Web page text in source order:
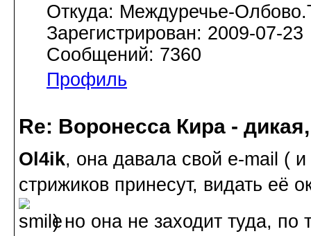
Откуда: Междуречье-
Зарегистрирован: 2009-07-23
Сообщений: 7360
Профиль
Re: Воронесса Кира -
Ol4ik, она давала свой e-mail (
стрижиков принесут, видать её
) но она не заходит туда, по